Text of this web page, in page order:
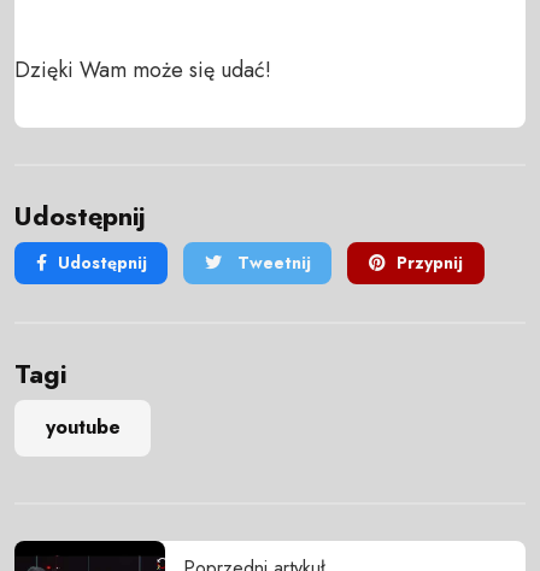
Dzięki Wam może się udać!
Udostępnij
Udostępnij Tweetnij Przypnij
Tagi
youtube